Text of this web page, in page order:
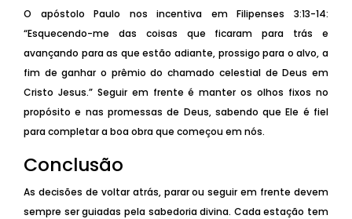
O apóstolo Paulo nos incentiva em Filipenses 3:13-14:
“Esquecendo-me das coisas que ficaram para trás e
avançando para as que estão adiante, prossigo para o alvo, a
fim de ganhar o prêmio do chamado celestial de Deus em
Cristo Jesus.” Seguir em frente é manter os olhos fixos no
propósito e nas promessas de Deus, sabendo que Ele é fiel
para completar a boa obra que começou em nós.
Conclusão
As decisões de voltar atrás, parar ou seguir em frente devem
sempre ser guiadas pela sabedoria divina. Cada estação tem